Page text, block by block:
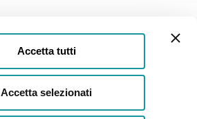
Accetta tutti
Accetta selezionati